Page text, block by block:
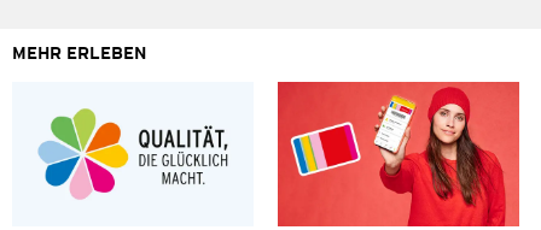
MEHR ERLEBEN